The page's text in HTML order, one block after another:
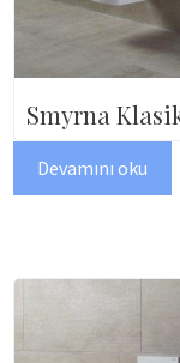
Smyrna
Devamını oku